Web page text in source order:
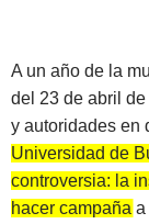
A un año de la
del 23 de abril
y autoridades en
Universidad de
controversia: la
hacer campaña